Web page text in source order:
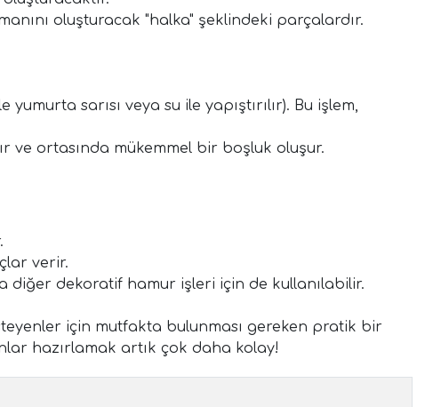
oluşturacak "halka" şeklindeki parçalardır.
sarısı veya su ile yapıştırılır). Bu işlem,
ve ortasında mükemmel bir boşluk oluşur.
verir.
diğer dekoratif hamur işleri için de kullanılabilir.
için mutfakta bulunması gereken pratik bir
hazırlamak artık çok daha kolay!